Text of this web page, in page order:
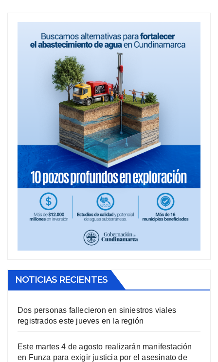
NOTICIAS RECIENTES
Dos personas fallecieron en siniestros viales
registrados este jueves en la región
Este martes 4 de agosto realizarán manifestación
en Funza para exigir justicia por el asesinato de